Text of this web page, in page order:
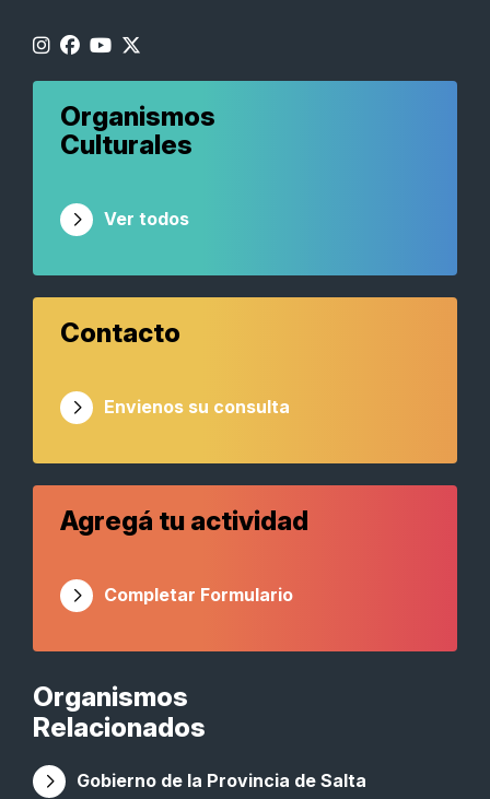
Organismos
Relacionados
Gobierno de la Provincia de Salta
Organismos
Culturales
Ver todos
Contacto
Envienos su consulta
Agregá tu actividad
Completar Formulario